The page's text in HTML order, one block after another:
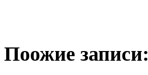
Поожие записи: